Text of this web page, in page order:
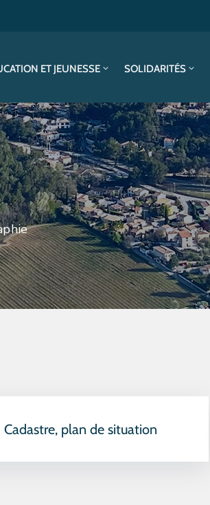
ET JEUNESSE SOLIDARITÉS
Cadastre, plan de situation